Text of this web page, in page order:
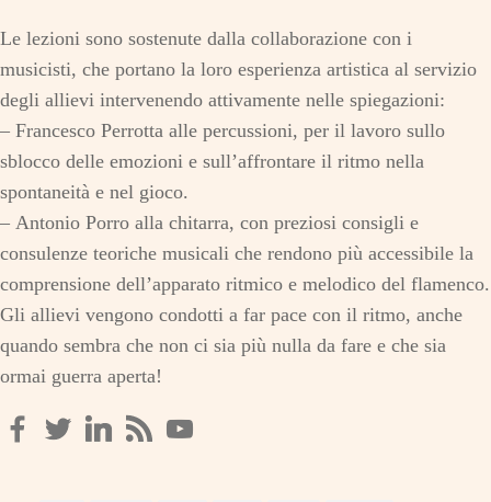
Le lezioni sono sostenute dalla collaborazione con i
musicisti, che portano la loro esperienza artistica al servizio
degli allievi intervenendo attivamente nelle spiegazioni:
– Francesco Perrotta alle percussioni, per il lavoro sullo
sblocco delle emozioni e sull’affrontare il ritmo nella
spontaneità e nel gioco.
– Antonio Porro alla chitarra, con preziosi consigli e
consulenze teoriche musicali che rendono più accessibile la
comprensione dell’apparato ritmico e melodico del flamenco.
Gli allievi vengono condotti a far pace con il ritmo, anche
quando sembra che non ci sia più nulla da fare e che sia
ormai guerra aperta!